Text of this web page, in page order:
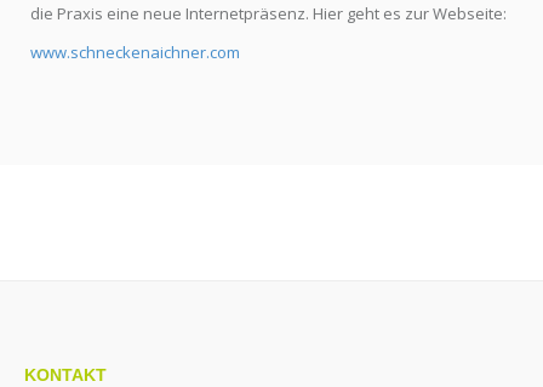
die Praxis eine neue Internetpräsenz. Hier geht es zur Webseite:
www.schneckenaichner.com
KONTAKT